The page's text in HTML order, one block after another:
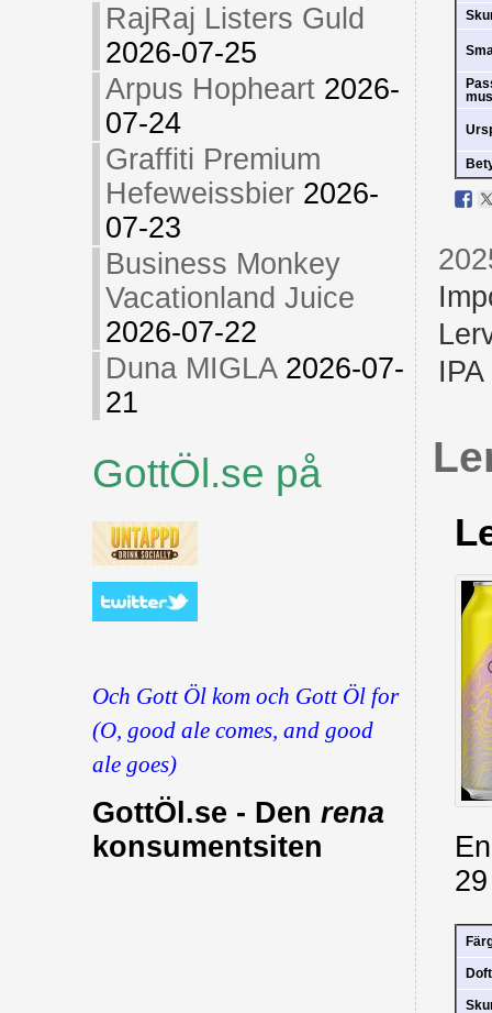
RajRaj Listers Guld
2026-07-25
Arpus Hopheart 2026-
07-24
Graffiti Premium
Hefeweissbier 2026-
07-23
Business Monkey
Vacationland Juice
2026-07-22
Duna MIGLA 2026-07-
21
GottÖl.se på
Och Gott Öl kom och Gott Öl for
(O, good ale comes, and good
ale goes)
GottÖl.se - Den rena
konsumentsiten
IPA
Doft